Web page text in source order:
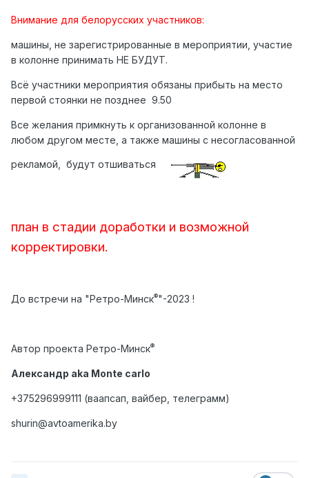
Внимание для белорусских участников:
машины, не зарегистрированные в мероприятии, участие
в колонне принимать НЕ БУДУТ.
Всё участники мероприятия обязаны прибыть на место
первой стоянки не позднее 9.50
Все желания примкнуть к организованной колонне в
любом другом месте, а также машины с несогласованной
рекламой, будут отшиваться
план в стадии доработки и возможной
корректировки.
До встречи на "Ретро-Минск®"-2023 !
Автор проекта Ретро-Минск®
Александр aka Monte carlo
+375296999111 (ваапсап, вайбер, телеграмм)
shurin@avtoamerika.by